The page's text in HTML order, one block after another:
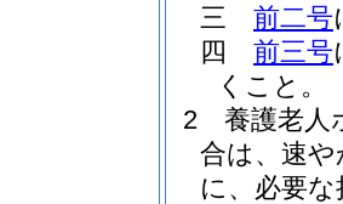
三
前二号
四
前三号
くこと。
2
養護老人
合は、速
に、必要